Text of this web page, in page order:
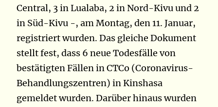
Central, 3 in Lualaba, 2 in Nord-Kivu und 2
in Süd-Kivu -, am Montag, den 11. Januar,
registriert wurden. Das gleiche Dokument
stellt fest, dass 6 neue Todesfälle von
bestätigten Fällen in CTCo (Coronavirus-
Behandlungszentren) in Kinshasa
gemeldet wurden. Darüber hinaus wurden